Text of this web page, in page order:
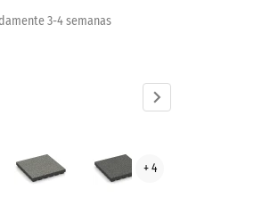
3-4 semanas
gris
+ 4